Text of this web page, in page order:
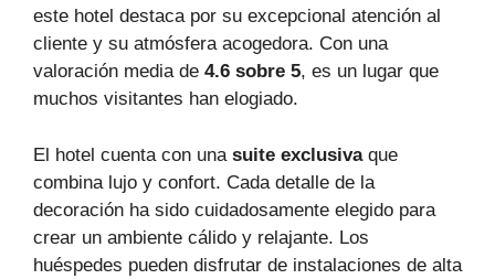
este hotel destaca por su excepcional atención al
cliente y su atmósfera acogedora. Con una
valoración media de 4.6 sobre 5, es un lugar que
muchos visitantes han elogiado.
El hotel cuenta con una suite exclusivaque
combina lujo y confort. Cada detalle de la
decoración ha sido cuidadosamente elegido para
crear un ambiente cálido y relajante. Los
huéspedes pueden disfrutar de instalaciones de alta